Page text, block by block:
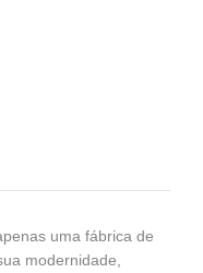
uma fábrica de
modernidade,